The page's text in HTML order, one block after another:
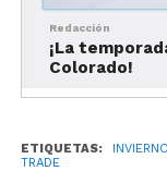
Estas
hermosos
región, así
parque linealLe
Las mejores
Redacción
¡La
Colorado!
ETIQUETAS: INVIERNO
TRADE